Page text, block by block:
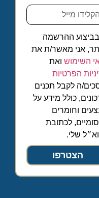
בביצוע ההרשמה
אני מאשר/ת את
השימוש ואת
הפרטיות
ה לקבל תכנים
כולל מידע על
וחומרים
לכתובת
שלי.
הצטרפו